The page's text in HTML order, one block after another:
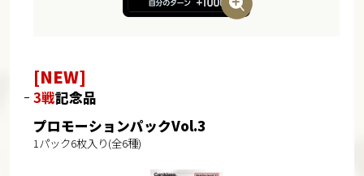
[NEW]
3戦記念品
プロモーションパックVol.3
1パック6枚入り(全6種)